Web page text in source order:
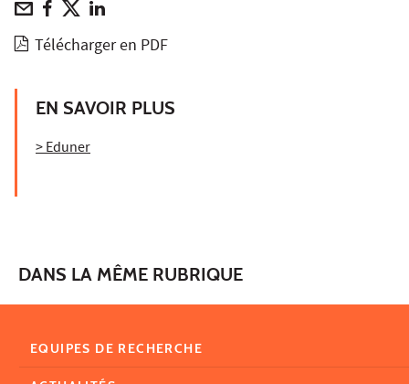
Télécharger en PDF
EN SAVOIR PLUS
> Eduner
DANS LA MÊME RUBRIQUE
EQUIPES DE RECHERCHE